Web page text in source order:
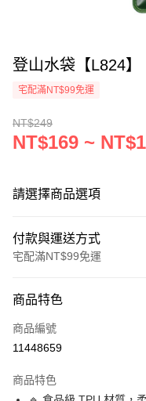
登山水袋【L824】
宅配滿NT$99免運
NT$249
NT$169 ~
請選擇商品選項
付款與運送方式
宅配滿NT$99免運
信用卡一次付款
信用卡分期付款
合作金庫商業銀行
超商取貨付款
商品特色
商品編號
11448659
商品特色